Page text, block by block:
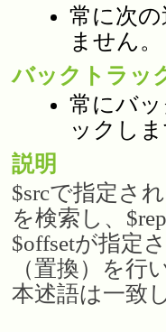
常に次
ません。
バックトラッ
常にバ
ックし
説明
$srcで指定さ
を検索し、
$offsetが指定
（置換）を行
本述語は一致